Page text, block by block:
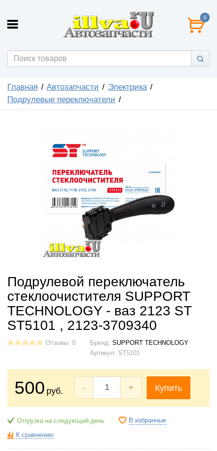
0
Главная Автозапчасти
Электрика
Подрулевые переключатели
Подрулевой переключатель
стеклоочистителя SUPPORT
TECHNOLOGY - ваз 2123 ST
ST5101 , 2123-3709340
Отзывы: 0 Бренд: SUPPORT TECHNOLOGY
Артикул: ST5101
500 руб. - + Купить
Отгрузка на следующий день В избранные
К сравнению